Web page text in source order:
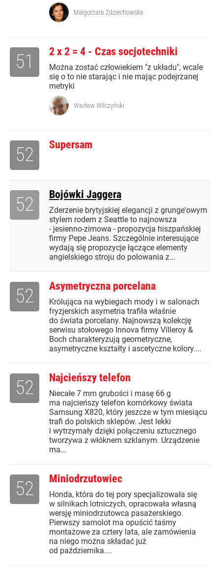
Małgorzata Zdziechowska
2 x 2 = 4 - Czas socjotechniki
Można zostać człowiekiem "z układu", wcale
się o to nie starając i nie mając podejrzanej
metryki
51
Wacław Wilczyński
Supersam
52
Bojówki Jaggera
Zderzenie brytyjskiej elegancji z grunge'owym
stylem rodem z Seattle to najnowsza
- jesienno-zimowa - propozycja hiszpańskiej
firmy Pepe Jeans. Szczególnie interesujące
wydają się propozycje łączące elementy
angielskiego stroju do polowania z...
52
Asymetryczna porcelana
Królująca na wybiegach mody i w salonach
fryzjerskich asymetria trafiła właśnie
do świata porcelany. Najnowszą kolekcję
serwisu stołowego Innova firmy Villeroy &
Boch charakteryzują geometryczne,
asymetryczne kształty i ascetyczne kolory....
52
Najcieńszy telefon
Niecałe 7 mm grubości i masę 66 g
ma najcieńszy telefon komórkowy świata
Samsung X820, który jeszcze w tym miesiącu
trafi do polskich sklepów. Jest lekki
i wytrzymały dzięki połączeniu sztucznego
tworzywa z włóknem szklanym. Urządzenie
ma...
52
Miniodrzutowiec
Honda, która do tej pory specjalizowała się
w silnikach lotniczych, opracowała własną
wersję miniodrzutowca pasażerskiego.
Pierwszy samolot ma opuścić taśmy
montażowe za cztery lata, ale zamówienia
na niego można składać już
od października....
52